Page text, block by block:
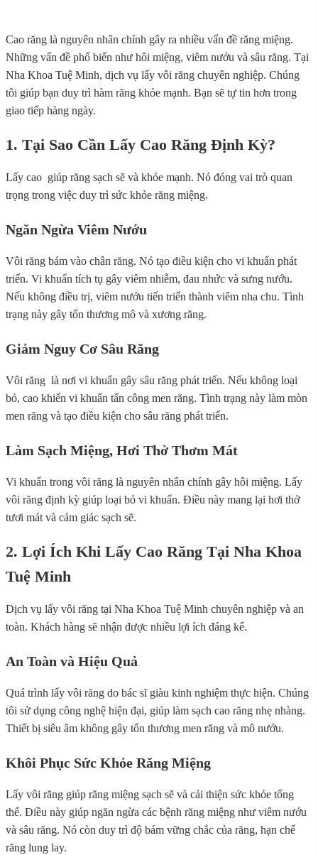
Cao răng là nguyên nhân chính gây ra nhiều vấn đề răng miệng.
Những vấn đề phổ biến như hôi miệng, viêm nướu và sâu răng. Tại
Nha Khoa Tuệ Minh, dịch vụ lấy vôi răng chuyên nghiệp. Chúng
tôi giúp bạn duy trì hàm răng khỏe mạnh. Bạn sẽ tự tin hơn trong
giao tiếp hàng ngày.
1. Tại Sao Cần Lấy Cao Răng Định Kỳ?
Lấy cao giúp răng sạch sẽ và khỏe mạnh. Nó đóng vai trò quan
trọng trong việc duy trì sức khỏe răng miệng.
Ngăn Ngừa Viêm Nướu
Vôi răng bám vào chân răng. Nó tạo điều kiện cho vi khuẩn phát
triển. Vi khuẩn tích tụ gây viêm nhiễm, đau nhức và sưng nướu.
Nếu không điều trị, viêm nướu tiến triển thành viêm nha chu. Tình
trạng này gây tổn thương mô và xương răng.
Giảm Nguy Cơ Sâu Răng
Vôi răng là nơi vi khuẩn gây sâu răng phát triển. Nếu không loại
bỏ, cao khiến vi khuẩn tấn công men răng. Tình trạng này làm mòn
men răng và tạo điều kiện cho sâu răng phát triển.
Làm Sạch Miệng, Hơi Thở Thơm Mát
Vi khuẩn trong vôi răng là nguyên nhân chính gây hôi miệng. Lấy
vôi răng định kỳ giúp loại bỏ vi khuẩn. Điều này mang lại hơi thở
tươi mát và cảm giác sạch sẽ.
2. Lợi Ích Khi Lấy Cao Răng Tại Nha Khoa
Tuệ Minh
Dịch vụ lấy vôi răng tại Nha Khoa Tuệ Minh chuyên nghiệp và an
toàn. Khách hàng sẽ nhận được nhiều lợi ích đáng kể.
An Toàn và Hiệu Quả
Quá trình lấy vôi răng do bác sĩ giàu kinh nghiệm thực hiện. Chúng
tôi sử dụng công nghệ hiện đại, giúp làm sạch cao răng nhẹ nhàng.
Thiết bị siêu âm không gây tổn thương men răng và mô nướu.
Khôi Phục Sức Khỏe Răng Miệng
Lấy vôi răng giúp răng miệng sạch sẽ và cải thiện sức khỏe tổng
thể. Điều này giúp ngăn ngừa các bệnh răng miệng như viêm nướu
và sâu răng. Nó còn duy trì độ bám vững chắc của răng, hạn chế
răng lung lay.